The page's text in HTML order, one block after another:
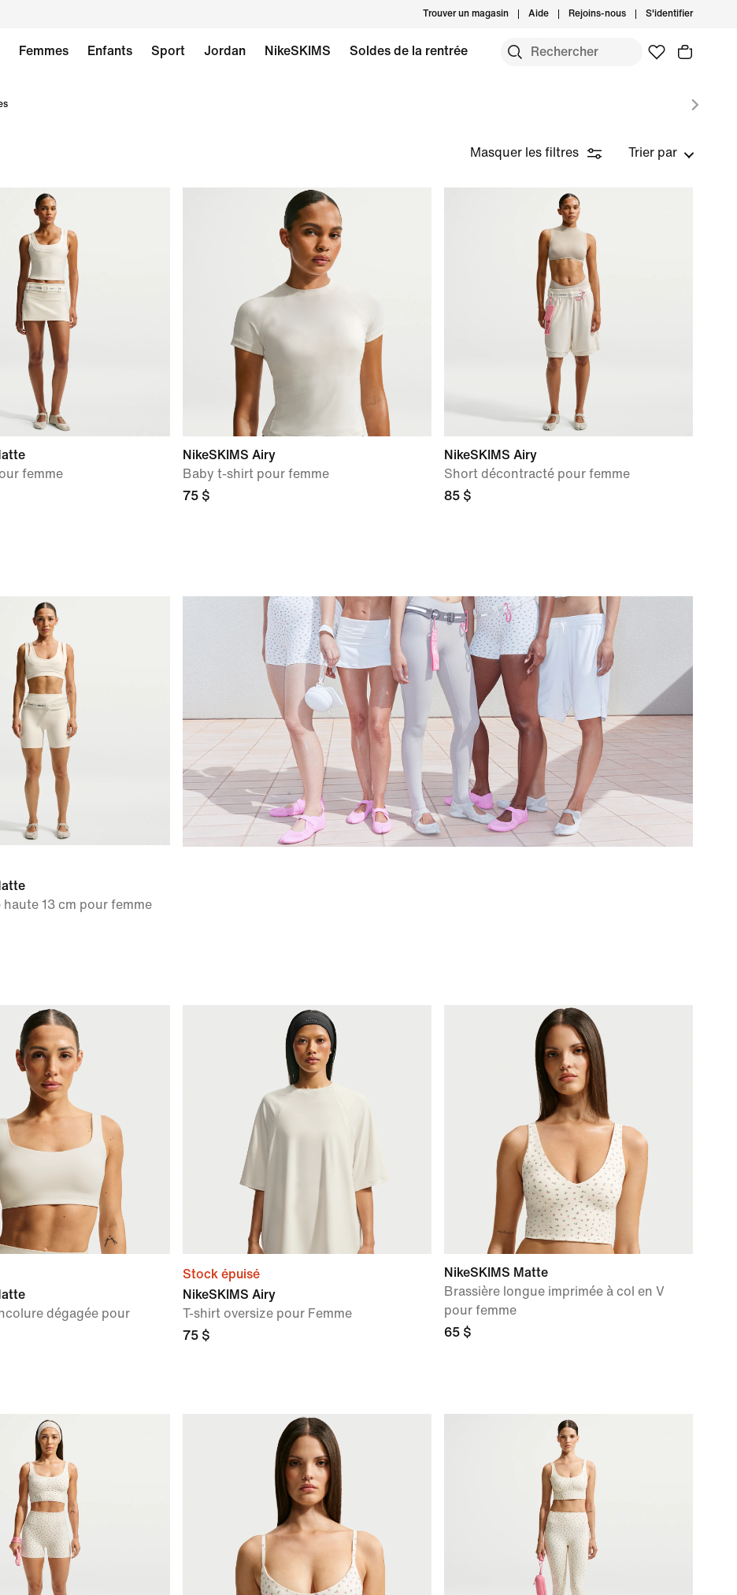
Trouver un magasin Aide Rejoins-nous S'identifier
Femmes Enfants Sport Jordan NikeSKIMS Soldes de la rentrée
Masquer les filtres Trier par
femme
NikeSKIMS Airy
Baby t-shirt pour femme
75 $
NikeSKIMS Airy
Short décontracté pour femme
85 $
13 cm pour femme
dégagée pour
Stock épuisé
NikeSKIMS Airy
T-shirt oversize pour Femme
75 $
NikeSKIMS Matte
Brassière longue imprimée à col en V
pour femme
65 $